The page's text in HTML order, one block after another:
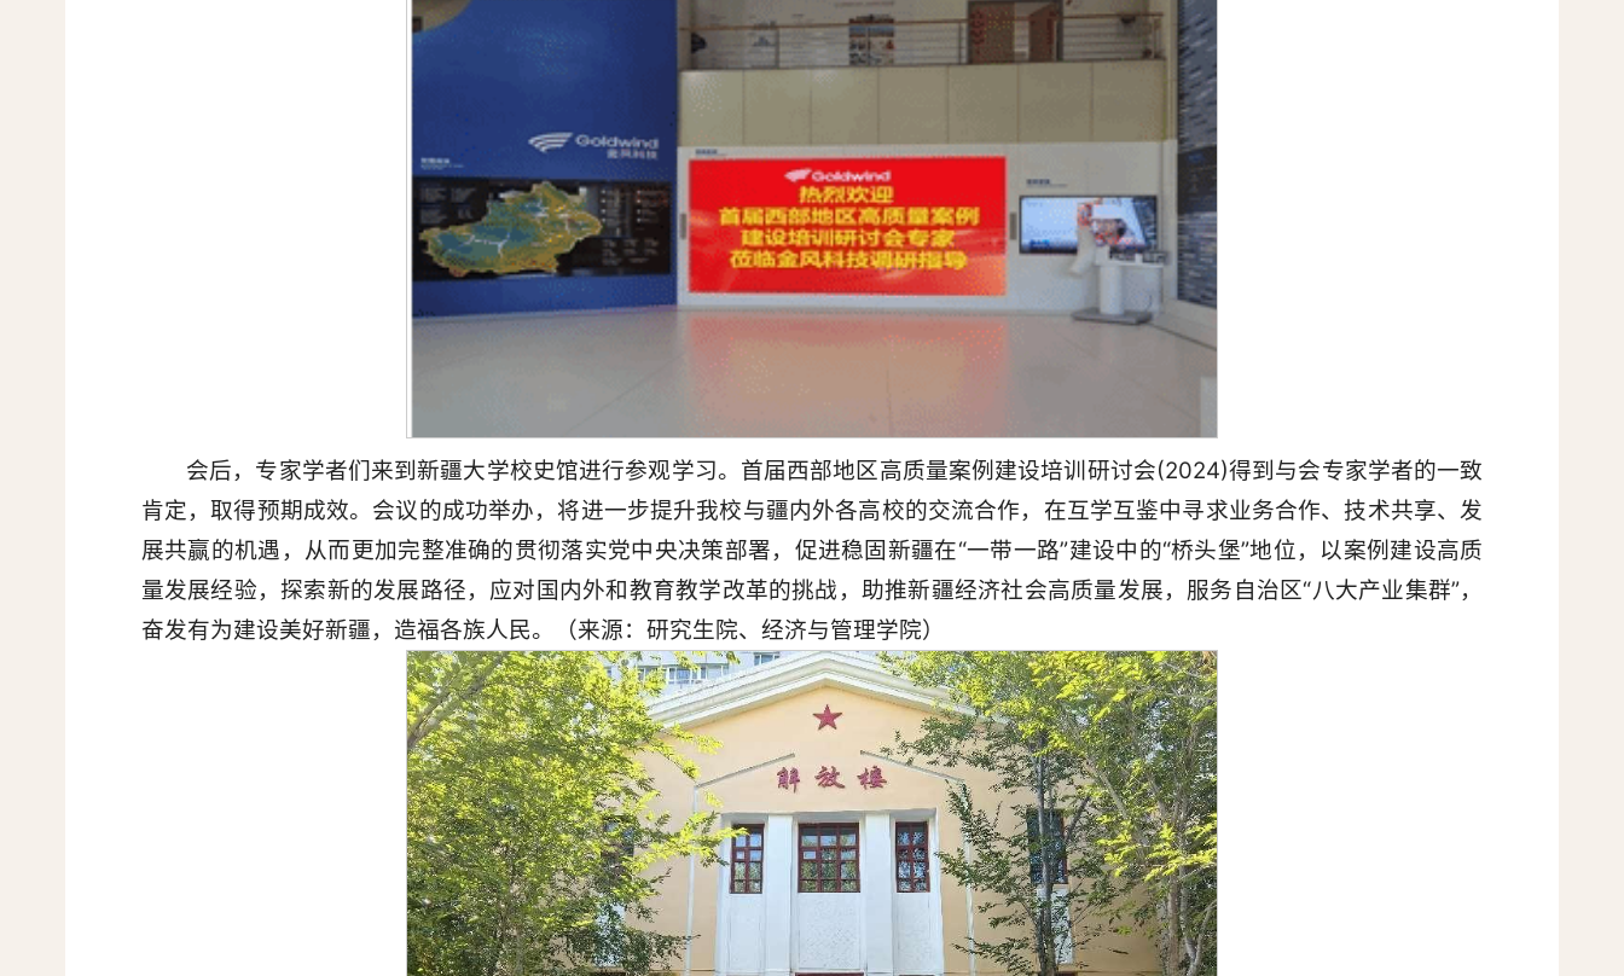
会后，专家学者们来到新疆大学校史馆进行参观学习。首届西部地区高质量案例建设培训研讨会(2024)得到与会专家学者的一致
肯定，取得预期成效。会议的成功举办，将进一步提升我校与疆内外各高校的交流合作，在互学互鉴中寻求业务合作、技术共享、发
展共赢的机遇，从而更加完整准确的贯彻落实党中央决策部署，促进稳固新疆在“一带一路”建设中的“桥头堡”地位，以案例建设高质
量发展经验，探索新的发展路径，应对国内外和教育教学改革的挑战，助推新疆经济社会高质量发展，服务自治区“八大产业集群”，
奋发有为建设美好新疆，造福各族人民。（来源：研究生院、经济与管理学院）